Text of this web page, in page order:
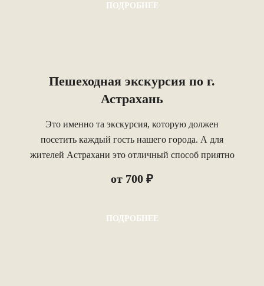
ПОДРОБНЕЕ
Пешеходная экскурсия по г.
Астрахань
Это именно та экскурсия, которую должен
посетить каждый гость нашего города. А для
жителей Астрахани это отличный способ приятно
от 700 ₽
ПОДРОБНЕЕ